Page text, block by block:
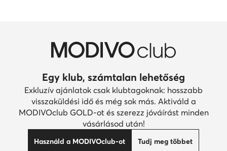
Egy klub, számtalan lehetőség
Exkluzív ajánlatok csak klubtagoknak: hosszabb
visszaküldési idő és még sok más. Aktiváld a
MODIVOclub GOLD-ot és szerezz jóváírást minden
vásárlásod után!
Használd a MODIVOclub-ot Tudj meg többet